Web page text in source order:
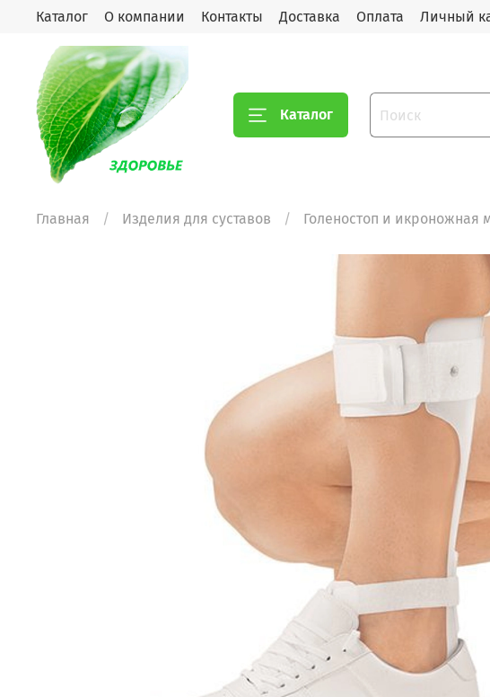
Каталог О компании Контакты Доставка Оплата Личный
Каталог
Главная Изделия для суставов Голеностоп и икроножная